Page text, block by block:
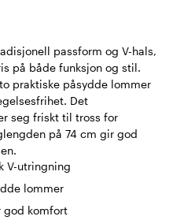
passform og V-hals,
på både funksjon og stil.
praktiske påsydde lommer
Det
seg friskt til tross for
på 74 cm gir god
V-utringning
lommer
god komfort